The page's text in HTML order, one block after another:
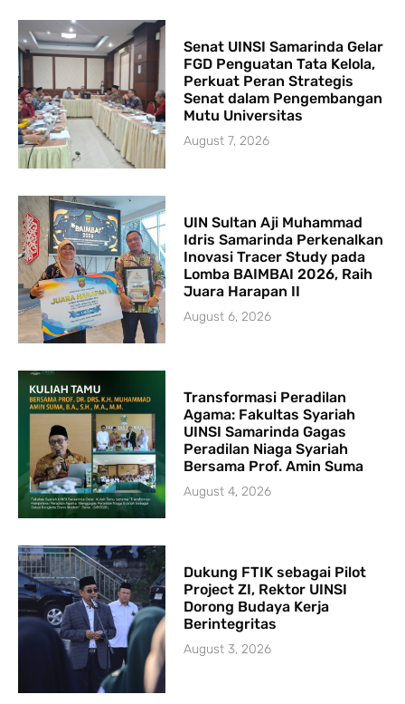
Senat UINSI Samarinda Gelar
FGD Penguatan Tata Kelola,
Perkuat Peran Strategis
Senat dalam Pengembangan
Mutu Universitas
August 7, 2026
UIN Sultan Aji Muhammad
Idris Samarinda Perkenalkan
Inovasi Tracer Study pada
Lomba BAIMBAI 2026, Raih
Juara Harapan II
August 6, 2026
Transformasi Peradilan
Agama: Fakultas Syariah
UINSI Samarinda Gagas
Peradilan Niaga Syariah
Bersama Prof. Amin Suma
August 4, 2026
Dukung FTIK sebagai Pilot
Project ZI, Rektor UINSI
Dorong Budaya Kerja
Berintegritas
August 3, 2026